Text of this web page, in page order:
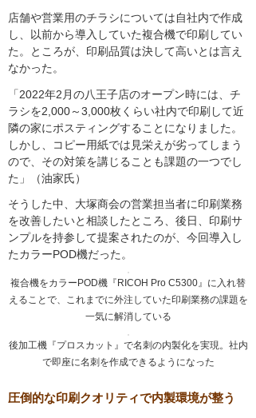
店舗や営業用のチラシについては自社内で作成
し、以前から導入していた複合機で印刷してい
た。ところが、印刷品質は決して高いとは言え
なかった。
「2022年2月の八王子店のオープン時には、チ
ラシを2,000～3,000枚くらい社内で印刷して近
隣の家にポスティングすることになりました。
しかし、コピー用紙では見栄えが劣ってしまう
ので、その対策を講じることも課題の一つでし
た」（油家氏）
そうした中、大塚商会の営業担当者に印刷業務
を改善したいと相談したところ、後日、印刷サ
ンプルを持参して提案されたのが、今回導入し
たカラーPOD機だった。
複合機をカラーPOD機『RICOH Pro C5300』に入れ替
えることで、これまでに外注していた印刷業務の課題を
一気に解消している
後加工機『プロスカット』で名刺の内製化を実現。社内
で即座に名刺を作成できるようになった
圧倒的な印刷クオリティで内製環境が整う